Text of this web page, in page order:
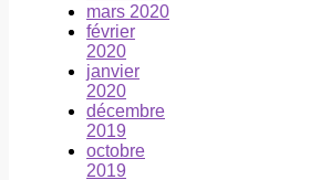
mars 2020
février
2020
janvier
2020
décembre
2019
octobre
2019